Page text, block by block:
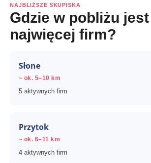
NAJBLIŻSZE SKUPISKA
Gdzie w pobliżu jest
najwięcej firm?
Słone
~ ok. 5–10 km
5 aktywnych firm
Przytok
~ ok. 6–11 km
4 aktywnych firm